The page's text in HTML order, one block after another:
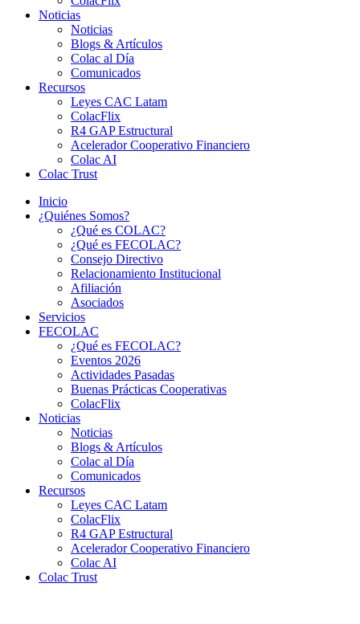
Noticias
Noticias
Blogs & Artículos
Colac al Día
Comunicados
Recursos
Leyes CAC Latam
ColacFlix
R4 GAP Estructural
Acelerador Cooperativo Financiero
Colac AI
Colac Trust
Inicio
¿Quiénes Somos?
¿Qué es COLAC?
¿Qué es FECOLAC?
Consejo Directivo
Relacionamiento Institucional
Afiliación
Asociados
Servicios
FECOLAC
¿Qué es FECOLAC?
Eventos 2026
Actividades Pasadas
Buenas Prácticas Cooperativas
ColacFlix
Noticias
Noticias
Blogs & Artículos
Colac al Día
Comunicados
Recursos
Leyes CAC Latam
ColacFlix
R4 GAP Estructural
Acelerador Cooperativo Financiero
Colac AI
Colac Trust